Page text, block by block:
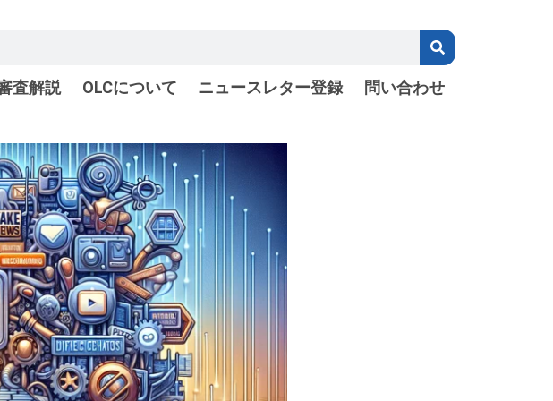
査解説 OLCについて ニュースレター登録 問い合わせ